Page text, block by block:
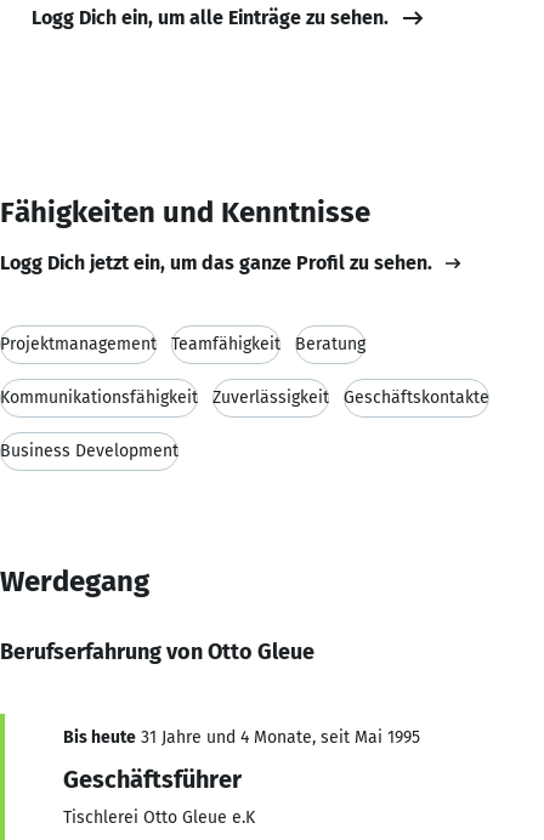
Logg Dich ein, um alle Einträge zu sehen.
Fähigkeiten und Kenntnisse
Logg Dich jetzt ein, um das ganze Profil zu sehen.
Projektmanagement Teamfähigkeit Beratung
Kommunikationsfähigkeit Zuverlässigkeit Geschäftskontakte
Business Development
Werdegang
Berufserfahrung von Otto Gleue
Bis heute 31 Jahre und 4 Monate, seit Mai 1995
Geschäftsführer
Tischlerei Otto Gleue e.K